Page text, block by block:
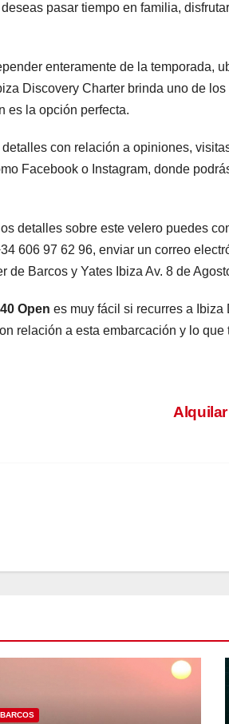
pasar tiempo en familia,
enteramente de la temporada,
Discovery Charter brinda uno de
es la opción perfecta.
con relación a opiniones,
Facebook o Instagram, donde
detalles sobre este velero puedes
606 97 62 96, enviar un correo
de Barcos y Yates Ibiza Av. 8 de
Open es muy fácil si recurres a
relación a esta embarcación y lo que
BARCOS